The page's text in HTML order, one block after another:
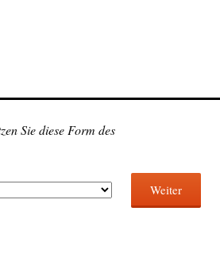
Sie diese Form des
Weiter